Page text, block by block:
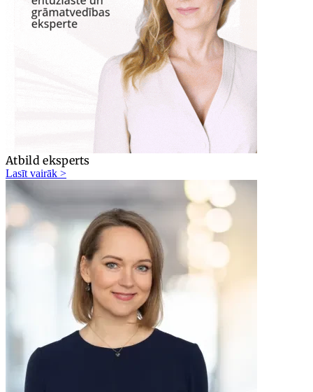
Atbild eksperts
Lasīt vairāk >